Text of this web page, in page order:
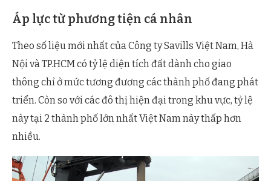
Áp lực từ phương tiện cá nhân
Theo số liệu mới nhất của Công ty Savills Việt Nam, Hà
Nội và TP.HCM có tỷ lệ diện tích đất dành cho giao
thông chỉ ở mức tương đương các thành phố đang phát
triển. Còn so với các đô thị hiện đại trong khu vực, tỷ lệ
này tại 2 thành phố lớn nhất Việt Nam này thấp hơn
nhiều.